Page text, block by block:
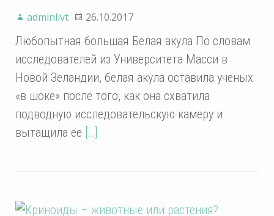
adminlivt 26.10.2017
Любопытная большая Белая акула По словам
исследователей из Университета Масси в
Новой Зеландии, белая акула оставила ученых
«в шоке» после того, как она схватила
подводную исследовательскую камеру и
вытащила ее […]